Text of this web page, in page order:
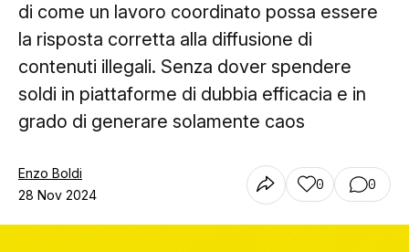
Contatti
di come un lavoro coordinato possa essere
la risposta corretta alla diffusione di
contenuti illegali. Senza dover spendere
soldi in piattaforme di dubbia efficacia e in
grado di generare solamente caos
Enzo Boldi
28 Nov 2024
0 0